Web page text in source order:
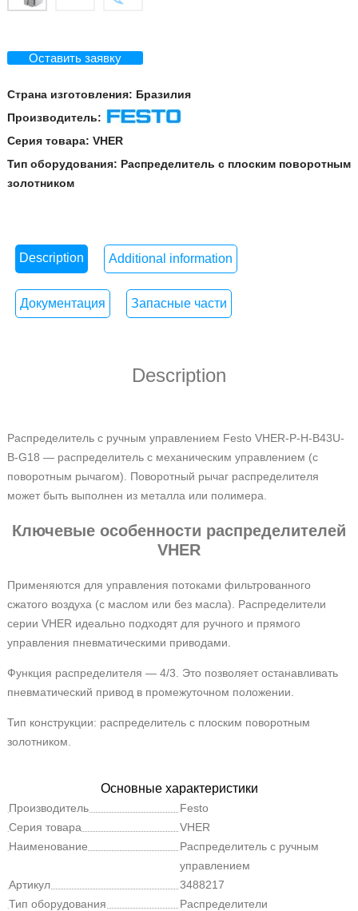
Оставить заявку
Страна изготовления: Бразилия
Производитель:
Festo
Серия товара: VHER
Тип оборудования: Распределитель с плоским поворотным
золотником
Description Additional information
Документация Запасные части
Description
Распределитель с ручным управлением Festo VHER-P-H-B43U-
B-G18 — распределитель с механическим управлением (с
поворотным рычагом). Поворотный рычаг распределителя
может быть выполнен из металла или полимера.
Ключевые особенности распределителей
VHER
Применяются для управления потоками фильтрованного
сжатого воздуха (с маслом или без масла). Распределители
серии VHER идеально подходят для ручного и прямого
управления пневматическими приводами.
Функция распределителя — 4/3. Это позволяет останавливать
пневматический привод в промежуточном положении.
Тип конструкции: распределитель с плоским поворотным
золотником.
Основные характеристики
Производитель
Festo
Серия товара
VHER
Наименование
Распределитель с ручным
управлением
Артикул
3488217
Тип оборудования
Распределители